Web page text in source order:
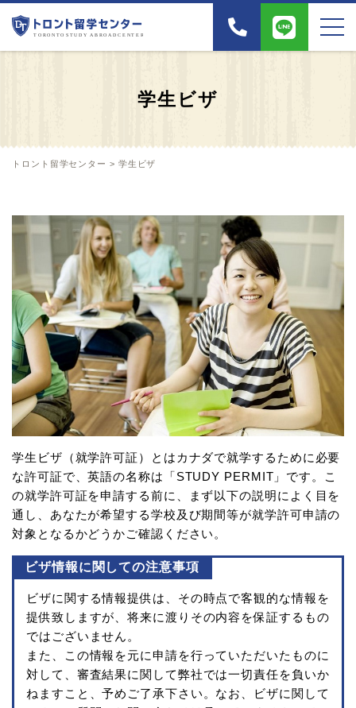
学生ビザ
トロント留学センター > 学生ビザ
学生ビザ（就学許可証）とはカナダで就学するために必要
な許可証で、英語の名称は「STUDY PERMIT」です。こ
の就学許可証を申請する前に、まず以下の説明によく目を
通し、あなたが希望する学校及び期間等が就学許可申請の
対象となるかどうかご確認ください。
ビザ情報に関しての注意事項
ビザに関する情報提供は、その時点で客観的な情報を
提供致しますが、将来に渡りその内容を保証するもの
ではございません。
また、この情報を元に申請を行っていただいたものに
対して、審査結果に関して弊社では一切責任を負いか
ねますこと、予めご了承下さい。なお、ビザに関して